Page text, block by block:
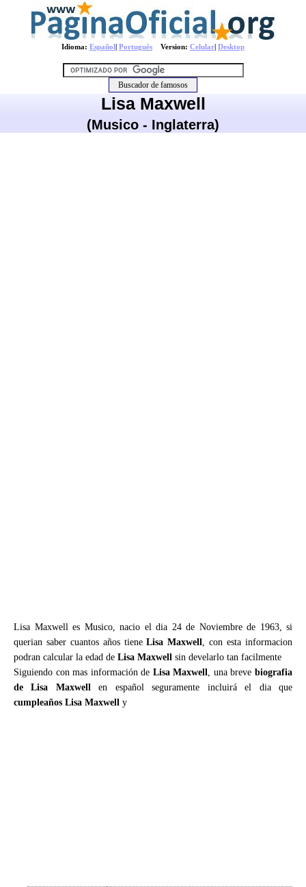
Idioma: Español| Português Version: Celular| Desktop
Lisa Maxwell
(Musico - Inglaterra)
Lisa Maxwell es Musico, nacio el dia 24 de Noviembre de 1963, si
querian saber cuantos años tieneLisa Maxwell, con esta informacion
podran calcular la edad de Lisa Maxwell sin develarlo tan facilmente
Siguiendo con mas información de Lisa Maxwell, una brevebiografia
de Lisa Maxwellen español seguramente incluirá el dia que
cumpleaños Lisa Maxwell y